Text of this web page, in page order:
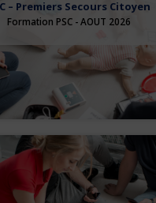
– Premiers Secours Citoyen
Formation PSC - AOUT 2026